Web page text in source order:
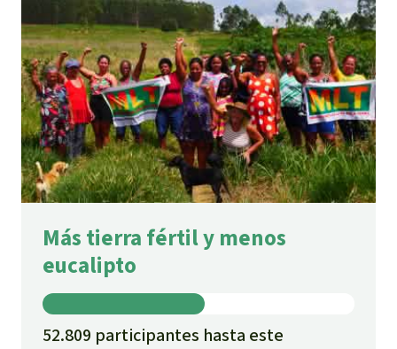
Más tierra fértil y menos
eucalipto
52.809 participantes hasta este